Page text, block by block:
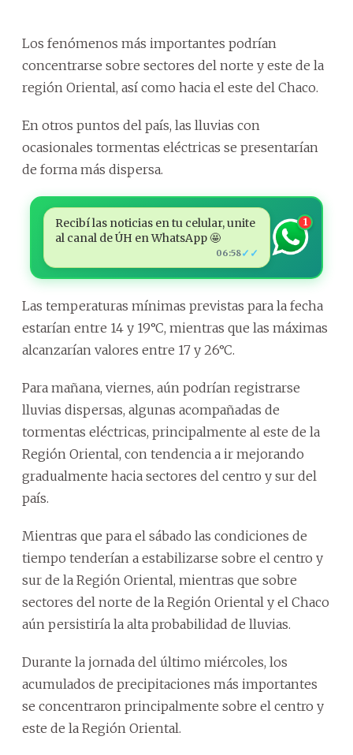
Los fenómenos más importantes podrían
concentrarse sobre sectores del norte y este de la
región Oriental, así como hacia el este del Chaco.
En otros puntos del país, las lluvias con
ocasionales tormentas eléctricas se presentarían
de forma más dispersa.
Recibí las noticias en tu celular, unite
al canal de ÚH en WhatsApp 🤩
06:58✓✓
1
Las temperaturas mínimas previstas para la fecha
estarían entre 14 y 19°C, mientras que las máximas
alcanzarían valores entre 17 y 26°C.
Para mañana, viernes, aún podrían registrarse
lluvias dispersas, algunas acompañadas de
tormentas eléctricas, principalmente al este de la
Región Oriental, con tendencia a ir mejorando
gradualmente hacia sectores del centro y sur del
país.
Mientras que para el sábado las condiciones de
tiempo tenderían a estabilizarse sobre el centro y
sur de la Región Oriental, mientras que sobre
sectores del norte de la Región Oriental y el Chaco
aún persistiría la alta probabilidad de lluvias.
Durante la jornada del último miércoles, los
acumulados de precipitaciones más importantes
se concentraron principalmente sobre el centro y
este de la Región Oriental.